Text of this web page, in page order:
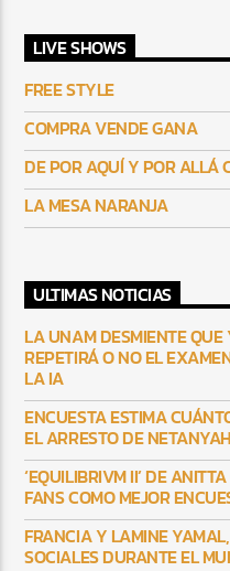
LIVE SHOWS
FREE STYLE
COMPRA VENDE GANA
DE POR AQUÍ Y POR ALLÁ
LA MESA NARANJA
ULTIMAS NOTICIAS
LA UNAM DESMIENTE QUE
REPETIRÁ O NO EL
LA IA
ENCUESTA ESTIMA
EL ARRESTO DE
‘EQUILIBRIVM II’ DE
FANS COMO MEJOR
FRANCIA Y LAMINE
SOCIALES DURANTE EL